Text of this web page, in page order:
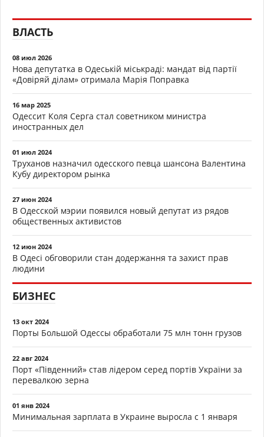
ВЛАСТЬ
08 июл 2026
Нова депутатка в Одеській міськраді: мандат від партії
«Довіряй ділам» отримала Марія Поправка
16 мар 2025
Одессит Коля Серга стал советником министра
иностранных дел
01 июл 2024
Труханов назначил одесского певца шансона Валентина
Кубу директором рынка
27 июн 2024
В Одесской мэрии появился новый депутат из рядов
общественных активистов
12 июн 2024
В Одесі обговорили стан додержання та захист прав
людини
БИЗНЕС
13 окт 2024
Порты Большой Одессы обработали 75 млн тонн грузов
22 авг 2024
Порт «Південний» став лідером серед портів України за
перевалкою зерна
01 янв 2024
Минимальная зарплата в Украине выросла с 1 января